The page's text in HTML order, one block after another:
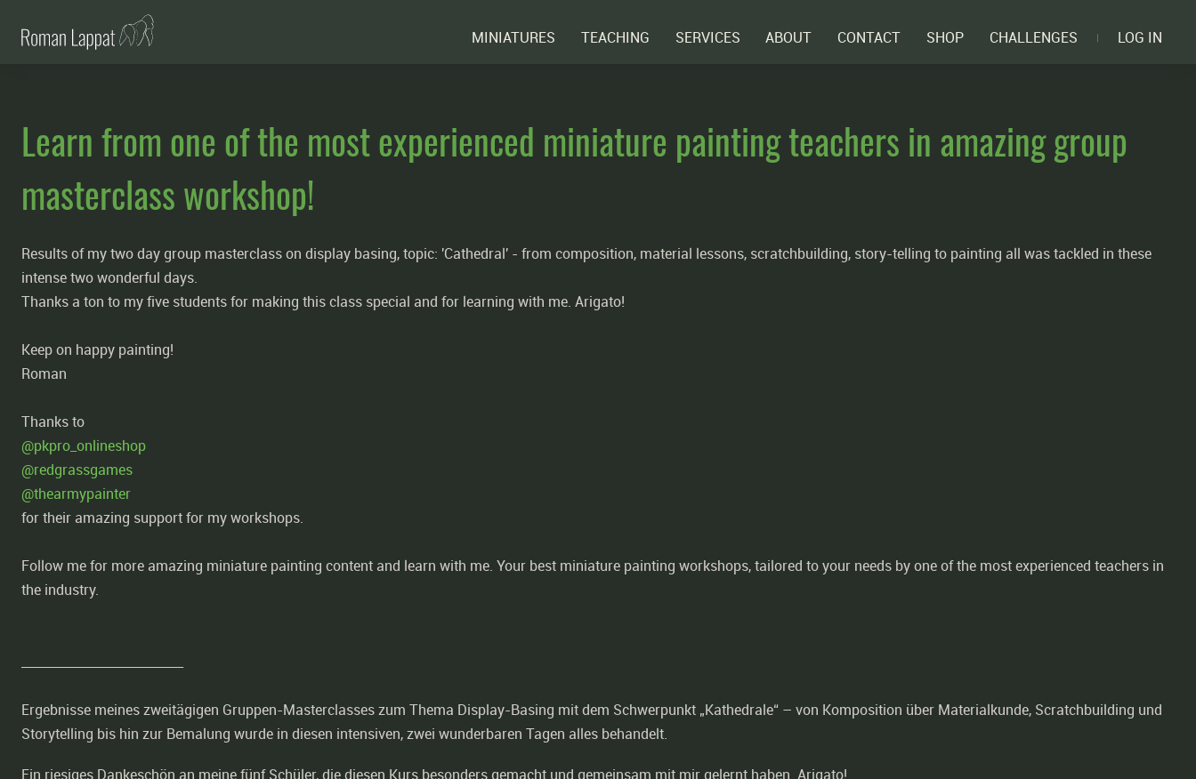
MINIATURES TEACHING SERVICES ABOUT CONTACT SHOP CHALLENGES LOG IN
Learn from one of the most experienced miniature painting teachers in amazing group
masterclass workshop!
Results of my two day group masterclass on display basing, topic: 'Cathedral' - from composition, material lessons, scratchbuilding, story-telling to painting all was tackled in these
intense two wonderful days.
Thanks a ton to my five students for making this class special and for learning with me. Arigato!
Keep on happy painting!
Roman
Thanks to
@pkpro_onlineshop
@redgrassgames
@thearmypainter
for their amazing support for my workshops.
Follow me for more amazing miniature painting content and learn with me. Your best miniature painting workshops, tailored to your needs by one of the most experienced teachers in
the industry.
Ergebnisse meines zweitägigen Gruppen-Masterclasses zum Thema Display-Basing mit dem Schwerpunkt „Kathedrale“ – von Komposition über Materialkunde, Scratchbuilding und
Storytelling bis hin zur Bemalung wurde in diesen intensiven, zwei wunderbaren Tagen alles behandelt.
Ein riesiges Dankeschön an meine fünf Schüler, die diesen Kurs besonders gemacht und gemeinsam mit mir gelernt haben. Arigato!